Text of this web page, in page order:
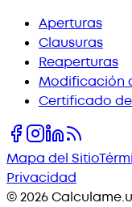
Aperturas
Clausuras
Reaperturas
Modificación
Certificado
Mapa del Sitio
Privacidad
©2026